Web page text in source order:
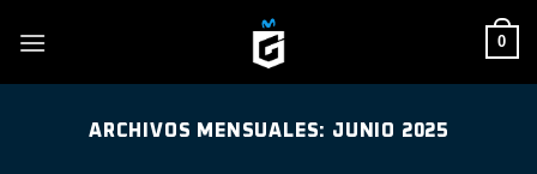
0
ARCHIVOS MENSUALES: JUNIO 2025